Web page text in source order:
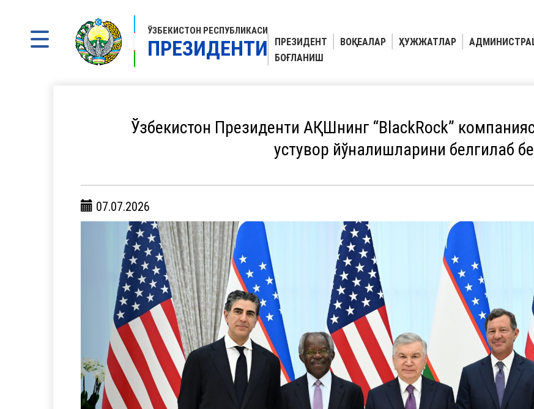
ЎЗБЕКИСТОН РЕСПУБЛИКАСИ
ПРЕЗИДЕНТИ ПРЕЗИДЕНТ ВОҚЕАЛАР ҲУЖЖАТЛАР
БОҒЛАНИШ
Ўзбекистон Президенти АҚШнинг “BlackRock”
устувор йўналишларини белгилаб
07.07.2026